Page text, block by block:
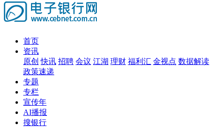
首页
资讯
原创 快讯 招聘 会议 江湖 理财 福利汇 金视点 数据解读
政策速递
专题
专栏
宣传年
AI播报
搜银行